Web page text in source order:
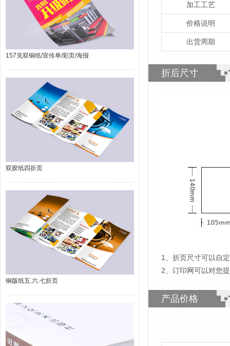
157克双铜纸/宣传单/彩页/海报
双胶纸四折页
铜版纸五.六.七折页
加工工艺
价格说明
出货周期
折后尺寸
1
折页尺寸可以自
2、订印网可以对您
产品价格